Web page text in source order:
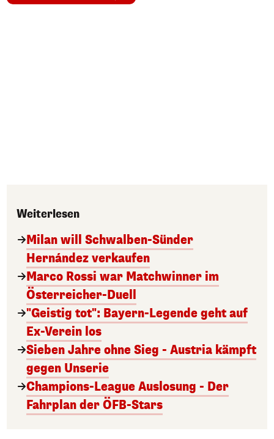
Weiterlesen
Milan will Schwalben-Sünder
Hernández verkaufen
Marco Rossi war Matchwinner im
Österreicher-Duell
"Geistig tot": Bayern-Legende geht auf
Ex-Verein los
Sieben Jahre ohne Sieg - Austria kämpft
gegen Unserie
Champions-League Auslosung - Der
Fahrplan der ÖFB-Stars